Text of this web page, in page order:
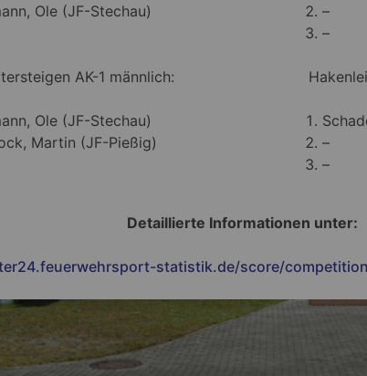
Ole (JF-Stechau)
AK-1 männlich:
Ole (JF-Stechau)
Martin (JF-Pießig)
–
–
–
–
Detaillierte Informationen unter:
statistik.de/score/